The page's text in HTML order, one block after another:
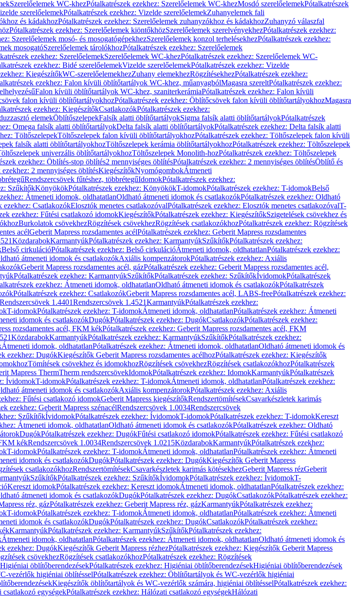
Szerelőelemek WC-khezPótalkatrészek ezekhez: Szerelőelemek WC-khezMosdó szerelőelemekPótalkatrészek
szerelőelemekPótalkatrészek ezekhez: Vizelde szerelőelemekZuhanyelemek fali
és kádakhozPótalkatrészek ezekhez: Szerelőelemek zuhanyzókhoz és kádakhozZuhanyzó válaszfal
Pótalkatrészek ezekhez: Szerelőelemek kiöntőkhözSzerelőelemek szerelvényekhezPótalkatrészek ezekhez:
Szerelőelemek mosó- és mosogatógépekhezSzerelőelemek konzol terhelésekhezPótalkatrészek ezekhez:
mosogatóSzerelőelemek tárolókhozPótalkatrészek ezekhez: Szerelőelemek
ezekhez: SzerelőelemekSzerelőelemek WC-khezPótalkatrészek ezekhez: Szerelőelemek WC-
ezekhez: Bidé szerelőelemekVizelde szerelőelemekPótalkatrészek ezekhez: Vizelde
KiegészítőkWC-szerelőelemekhezZuhany elemekhezRögzítésekhezPótalkatrészek ezekhez:
ezekhez: Falon kívüli öblítőtartályok WC-khez, műanyagbólMagasra szereltPótalkatrészek ezekhez:
Falon kívüli öblítőtartályok WC-khez, szaniterkerámiaPótalkatrészek ezekhez: Falon kívüli
falon kívüli öblítőtartályokhozPótalkatrészek ezekhez: Öblítőcsövek falon kívüli öblítőtartályokhozMagasra
ezekhez: KiegészítőkCsatlakozókPótalkatrészek ezekhez:
elemekÖblítőszelepekFalsík alatti öblítőtartályokSigma falsík alatti öblítőtartályokPótalkatrészek
Omega falsík alatti öblítőtartályokDelta falsík alatti öblítőtartályokPótalkatrészek ezekhez: Delta falsík alatti
TöltőszelepekTöltőszelepek falon kívüli öblítőtartályokhozPótalkatrészek ezekhez: Töltőszelepek falon kívüli
falsík alatti öblítőtartályokhozTöltőszelepek kerámia öblítőtartályokhozPótalkatrészek ezekhez: Töltőszelepek
univerzális öblítőtartályokhozTöltőszelepek Monolith-hozPótalkatrészek ezekhez: Töltőszelepek
ezekhez: Öblítés-stop öblítés2 mennyiséges öblítésPótalkatrészek ezekhez: 2 mennyiséges öblítésÖblítő és
ezekhez: 2 mennyiséges öblítésKiegészítőkNyomógombokÁtmeneti
Rendszercsövek fűtéshez, többrétegűIdomokPótalkatrészek ezekhez:
SzűkítőkKönyökökPótalkatrészek ezekhez: KönyökökT-idomokPótalkatrészek ezekhez: T-idomokBelső
Átmeneti idomok, oldhatatlanOldható átmeneti idomok és csatlakozókPótalkatrészek ezekhez: Oldható
ezekhez: CsatlakozókElosztók menetes csatlakozóvalPótalkatrészek ezekhez: Elosztók menetes csatlakozóvalT-
ezekhez: Fűtési csatlakozó idomokKiegészítőkPótalkatrészek ezekhez: KiegészítőkSzigetelések csövekhez és
Burkolatok csövekhezRögzítések csövekhezRögzítések csatlakozókhozPótalkatrészek ezekhez: Rögzítések
acélGeberit Mapress rozsdamentes acélPótalkatrészek ezekhez: Geberit Mapress rozsdamentes
KözdarabokKarmantyúkPótalkatrészek ezekhez: KarmantyúkSzűkítőkPótalkatrészek ezekhez:
Belső cirkulációPótalkatrészek ezekhez: Belső cirkulációÁtmeneti idomok, oldhatatlanPótalkatrészek ezekhez:
átmeneti idomok és csatlakozókAxiális kompenzátorokPótalkatrészek ezekhez: Axiális
Geberit Mapress rozsdamentes acél, gázPótalkatrészek ezekhez: Geberit Mapress rozsdamentes acél,
Pótalkatrészek ezekhez: KarmantyúkSzűkítőkPótalkatrészek ezekhez: SzűkítőkÍvidomokPótalkatrészek
ezekhez: Átmeneti idomok, oldhatatlanOldható átmeneti idomok és csatlakozókPótalkatrészek
Pótalkatrészek ezekhez: CsatlakozókGeberit Mapress rozsdamentes acél, LABS-freePótalkatrészek ezekhez:
1.4401Rendszercsövek 1.4521KarmantyúkPótalkatrészek ezekhez:
T-idomokPótalkatrészek ezekhez: T-idomokÁtmeneti idomok, oldhatatlanPótalkatrészek ezekhez: Átmeneti
idomok és csatlakozókDugókPótalkatrészek ezekhez: DugókCsatlakozókPótalkatrészek ezekhez:
rozsdamentes acél, FKM kékPótalkatrészek ezekhez: Geberit Mapress rozsdamentes acél, FKM
KözdarabokKarmantyúkPótalkatrészek ezekhez: KarmantyúkSzűkítőkPótalkatrészek ezekhez:
Átmeneti idomok, oldhatatlanPótalkatrészek ezekhez: Átmeneti idomok, oldhatatlanOldható átmeneti idomok és
ezekhez: DugókKiegészítők Geberit Mapress rozsdamentes acélhozPótalkatrészek ezekhez: Kiegészítők
Tömítések csövekhez és idomokhozRögzítések csövekhezRögzítések csatlakozókhozPótalkatrészek
Mapress ThermTherm rendszercsövekIdomokPótalkatrészek ezekhez: IdomokKarmantyúkPótalkatrészek
ÍvidomokT-idomokPótalkatrészek ezekhez: T-idomokÁtmeneti idomok, oldhatatlanPótalkatrészek ezekhez:
átmeneti idomok és csatlakozókAxiális kompenzátorokPótalkatrészek ezekhez: Axiális
Fűtési csatlakozó idomokGeberit Mapress kiegészítőkRendszertömítésekCsavarkészletek karimás
ezekhez: Geberit Mapress szénacélRendszercsövek 1.0034Rendszercsövek
SzűkítőkÍvidomokPótalkatrészek ezekhez: ÍvidomokT-idomokPótalkatrészek ezekhez: T-idomokKereszt
Átmeneti idomok, oldhatatlanOldható átmeneti idomok és csatlakozókPótalkatrészek ezekhez: Oldható
DugókPótalkatrészek ezekhez: DugókFűtési csatlakozó idomokPótalkatrészek ezekhez: Fűtési csatlakozó
kékRendszercsövek 1.0034Rendszercsövek 1.0215KözdarabokKarmantyúkPótalkatrészek ezekhez:
T-idomokPótalkatrészek ezekhez: T-idomokÁtmeneti idomok, oldhatatlanPótalkatrészek ezekhez: Átmeneti
idomok és csatlakozókDugókPótalkatrészek ezekhez: DugókKiegészítők Geberit Mapress
csatlakozókhozRendszertömítésekCsavarkészletek karimás kötésekhezGeberit Mapress rézGeberit
SzűkítőkPótalkatrészek ezekhez: SzűkítőkÍvidomokPótalkatrészek ezekhez: ÍvidomokT-
Kereszt idomokPótalkatrészek ezekhez: Kereszt idomokÁtmeneti idomok, oldhatatlanPótalkatrészek ezekhez:
átmeneti idomok és csatlakozókDugókPótalkatrészek ezekhez: DugókCsatlakozókPótalkatrészek ezekhez:
réz, gázPótalkatrészek ezekhez: Geberit Mapress réz, gázKarmantyúkPótalkatrészek ezekhez:
T-idomokPótalkatrészek ezekhez: T-idomokÁtmeneti idomok, oldhatatlanPótalkatrészek ezekhez: Átmeneti
idomok és csatlakozókDugókPótalkatrészek ezekhez: DugókCsatlakozókPótalkatrészek ezekhez:
KarmantyúkPótalkatrészek ezekhez: KarmantyúkSzűkítőkPótalkatrészek ezekhez:
Átmeneti idomok, oldhatatlanPótalkatrészek ezekhez: Átmeneti idomok, oldhatatlanOldható átmeneti idomok és
ezekhez: DugókKiegészítők Geberit Mapress rézhezPótalkatrészek ezekhez: Kiegészítők Geberit Mapress
csövekhezRögzítések csatlakozókhozPótalkatrészek ezekhez: Rögzítések
Higiéniai öblítőberendezésekPótalkatrészek ezekhez: Higiéniai öblítőberendezésekHigiéniai öblítőberendezések
vezérlők higiéniai öblítésselPótalkatrészek ezekhez: Öblítőtartályok és WC-vezérlők higiéniai
Kiegészítők öblítőtartályok és WC-vezérlők számára, higiéniai öblítésselPótalkatrészek ezekhez:
csatlakozó egységekPótalkatrészek ezekhez: Hálózati csatlakozó egységekHálózati